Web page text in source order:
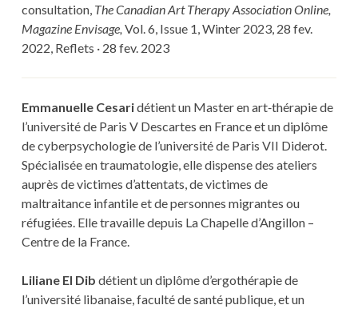
consultation, The Canadian Art Therapy Association Online,
Magazine Envisage, Vol. 6, Issue 1, Winter 2023, 28 fev.
2022, Reflets · 28 fev. 2023
Emmanuelle Cesaridétient un Master en art‑thérapie de
l’université de Paris V Descartes en France et un diplôme
de cyberpsychologie de l’université de Paris VII Diderot.
Spécialisée en traumatologie, elle dispense des ateliers
auprès de victimes d’attentats, de victimes de
maltraitance infantile et de personnes migrantes ou
réfugiées. Elle travaille depuis La Chapelle d’Angillon –
Centre de la France.
Liliane El Dib détient un diplôme d’ergothérapie de
l’université libanaise, faculté de santé publique, et un